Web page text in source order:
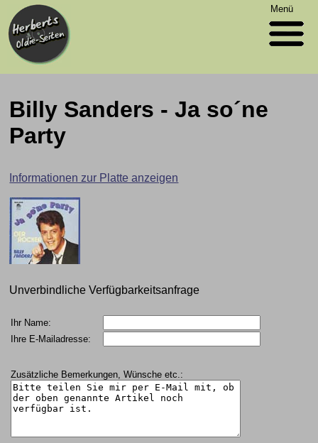
Menü
Billy Sanders - Ja so´ne
Party
Informationen zur Platte anzeigen
Unverbindliche Verfügbarkeitsanfrage
Ihr Name:
Ihre E-Mailadresse:
Zusätzliche Bemerkungen, Wünsche etc.: